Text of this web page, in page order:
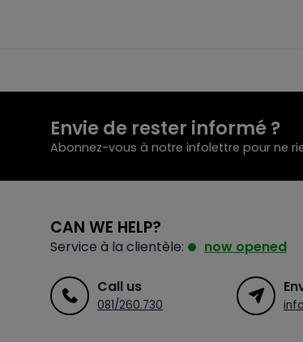
Envie de rester informé ?
Abonnez-vous à notre infolettre pour ne
CAN WE HELP?
Service à la clientèle: now opened
Call us
081/260.730